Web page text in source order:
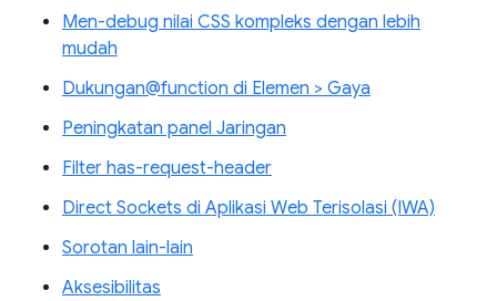
Men-debug nilai CSS kompleks dengan lebih
mudah
Dukungan@function di Elemen > Gaya
Peningkatan panel Jaringan
Filter has-request-header
Direct Sockets di Aplikasi Web Terisolasi (IWA)
Sorotan lain-lain
Aksesibilitas